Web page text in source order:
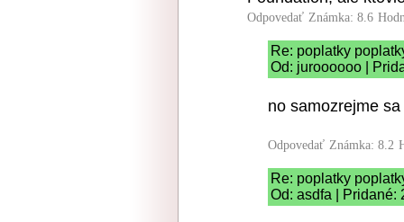
Odpovedať Známka: 8.6
Re: poplatky
Od: juroooooo |
no samozrejme
Odpovedať Známka: 8.2
Re: poplatky
Od: asdfa | Pridané: